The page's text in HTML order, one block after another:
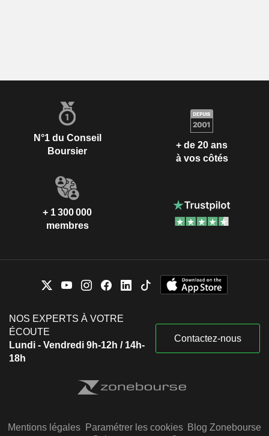
N°1 du Conseil
Boursier
+ de 20 ans
à vos côtés
+ 1 300 000
membres
NOS EXPERTS À VOTRE
ÉCOUTE
Lundi - Vendredi 9h-12h / 14h-
18h
Contactez-nous
Mentions légales Paramétrer les cookies Blog Zonebourse